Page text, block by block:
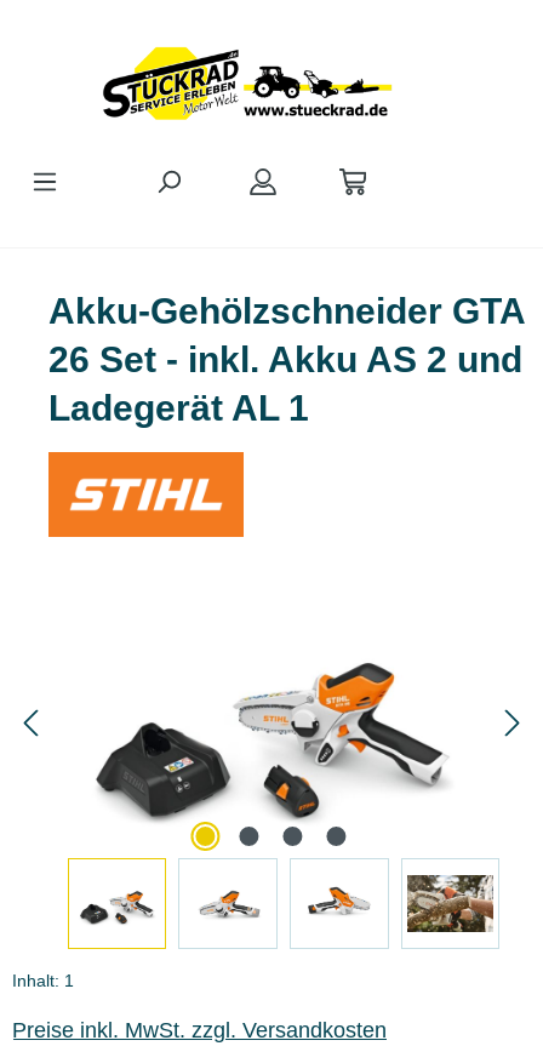
Akku-Gehölzschneider GTA
26 Set - inkl. Akku AS 2 und
Ladegerät AL 1
Inhalt: 1
Preise inkl. MwSt. zzgl. Versandkosten